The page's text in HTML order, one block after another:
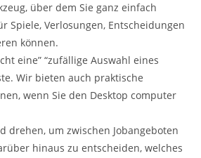
über dem Sie ganz einfach
Spiele, Verlosungen, Entscheidungen
können.
eine” “zufällige Auswahl eines
Wir bieten auch praktische
wenn Sie den Desktop computer
drehen, um zwischen Jobangeboten
hinaus zu entscheiden, welches